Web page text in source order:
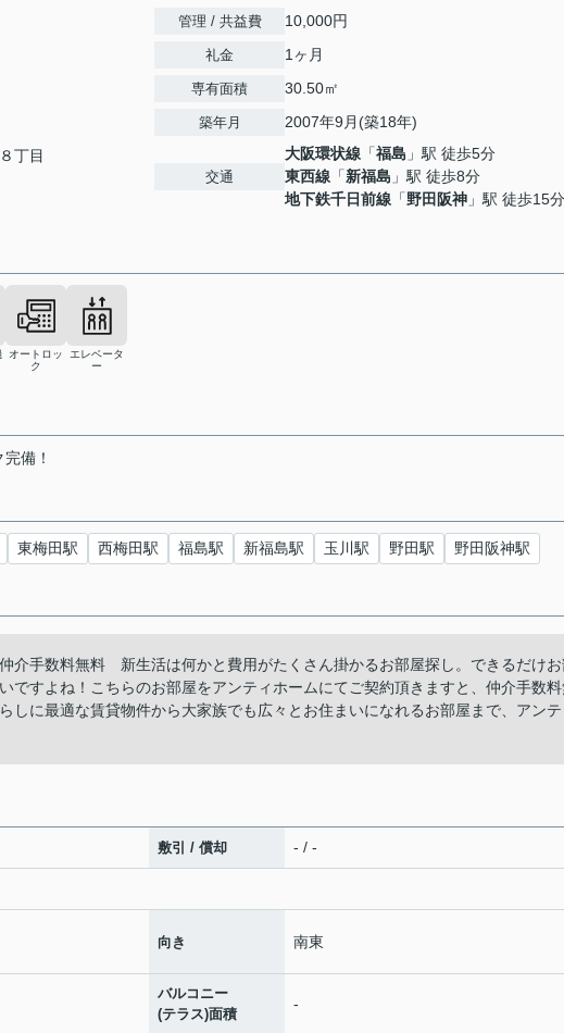
８丁目
管理 / 共益費 10,000円
礼金 1ヶ月
専有面積 30.50㎡
築年月 2007年9月(築18年)
交通
大阪環状線 「福島 」駅 徒歩5分
東西線 「新福島 」駅 徒歩8分
地下鉄千日前線 「野田阪神 」駅 徒歩15分
オートロッ
ク
エレベータ
ー
備！
東梅田駅 西梅田駅 福島駅 新福島駅 玉川駅 野田駅 野田阪神駅
介手数料無料 新生活は何かと費用がたくさん掛かるお部屋探し。できるだけ
ですよね！こちらのお部屋をアンティホームにてご契約頂きますと、仲介手数
しに最適な賃貸物件から大家族でも広々とお住まいになれるお部屋まで、アン
敷引 / 償却 - / -
向き 南東
バルコニー
(テラス)面積
-